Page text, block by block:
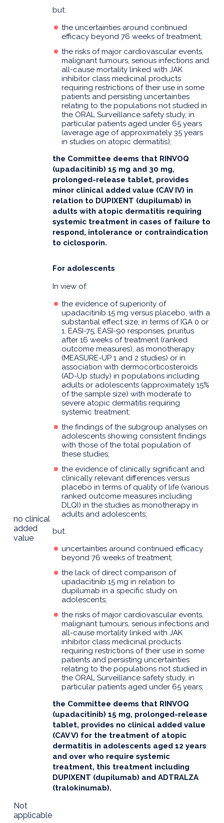
but:
the uncertainties around continued
efficacy beyond 76 weeks of treatment;
the risks of major cardiovascular events,
malignant tumours, serious infections and
all-cause mortality linked with JAK
inhibitor class medicinal products
requiring restrictions of their use in some
patients and persisting uncertainties
relating to the populations not studied in
the ORAL Surveillance safety study, in
particular patients aged under 65 years
(average age of approximately 35 years
in studies on atopic dermatitis);
the Committee deems that RINVOQ
(upadacitinib) 15 mg and 30 mg,
prolonged-release tablet, provides
minor clinical added value (CAV IV) in
relation to DUPIXENT (dupilumab) in
adults with atopic dermatitis requiring
systemic treatment in cases of failure to
respond, intolerance or contraindication
to ciclosporin.
no clinical
added
value
For adolescents
In view of:
the evidence of superiority of
upadacitinib 15 mg versus placebo, with a
substantial effect size, in terms of IGA 0 or
1, EASI-75, EASI-90 responses, pruritus
after 16 weeks of treatment (ranked
outcome measures), as monotherapy
(MEASURE-UP 1 and 2 studies) or in
association with dermocorticosteroids
(AD-Up study) in populations including
adults or adolescents (approximately 15%
of the sample size) with moderate to
severe atopic dermatitis requiring
systemic treatment;
the findings of the subgroup analyses on
adolescents showing consistent findings
with those of the total population of
these studies;
the evidence of clinically significant and
clinically relevant differences versus
placebo in terms of quality of life (various
ranked outcome measures including
DLQI) in the studies as monotherapy in
adults and adolescents;
but:
uncertainties around continued efficacy
beyond 76 weeks of treatment;
the lack of direct comparison of
upadacitinib 15 mg in relation to
dupilumab in a specific study on
adolescents;
the risks of major cardiovascular events,
malignant tumours, serious infections and
all-cause mortality linked with JAK
inhibitor class medicinal products
requiring restrictions of their use in some
patients and persisting uncertainties
relating to the populations not studied in
the ORAL Surveillance safety study, in
particular patients aged under 65 years;
the Committee deems that RINVOQ
(upadacitinib) 15 mg, prolonged-release
tablet, provides no clinical added value
(CAV V) for the treatment of atopic
dermatitis in adolescents aged 12 years
and over who require systemic
treatment, this treatment including
DUPIXENT (dupilumab) and ADTRALZA
(tralokinumab).
Not
applicable